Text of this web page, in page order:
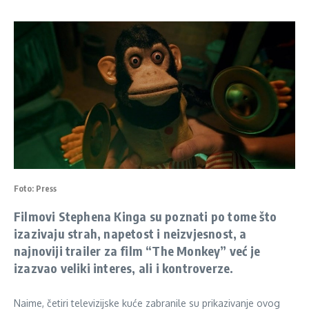
Foto: Press
Filmovi Stephena Kinga su poznati po tome što
izazivaju strah, napetost i neizvjesnost, a
najnoviji trailer za film “The Monkey” već je
izazvao veliki interes, ali i kontroverze.
Naime, četiri televizijske kuće zabranile su prikazivanje ovog